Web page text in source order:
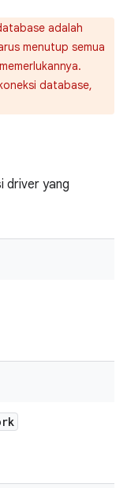
adalah
menutup semua
database,
driver yang